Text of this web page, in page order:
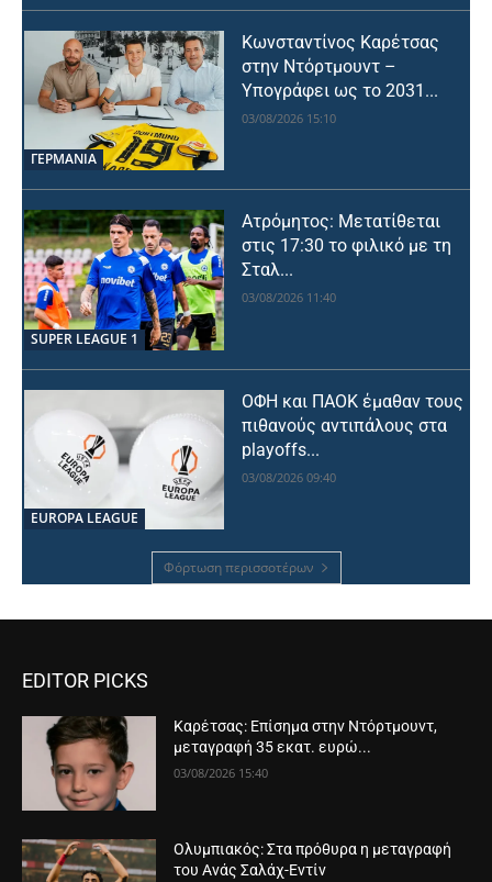
ΓΕΡΜΑΝΙΑ
Κωνσταντίνος Καρέτσας
στην Ντόρτμουντ –
Υπογράφει ως το 2031...
03/08/2026 15:10
SUPER LEAGUE 1
Ατρόμητος: Μετατίθεται
στις 17:30 το φιλικό με τη
Σταλ...
03/08/2026 11:40
EUROPA LEAGUE
ΟΦΗ και ΠΑΟΚ έμαθαν τους
πιθανούς αντιπάλους στα
playoffs...
03/08/2026 09:40
Φόρτωση περισσοτέρων
EDITOR PICKS
Καρέτσας: Επίσημα στην Ντόρτμουντ,
μεταγραφή 35 εκατ. ευρώ...
03/08/2026 15:40
Ολυμπιακός: Στα πρόθυρα η μεταγραφή
του Ανάς Σαλάχ-Εντίν